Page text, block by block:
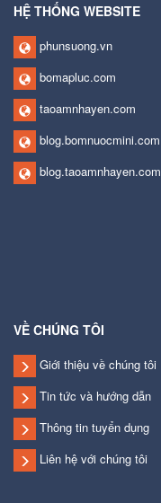
HỆ THỐNG WEBSITE
phunsuong.vn
bomapluc.com
taoamnhayen.com
blog.bomnuocmini.com
blog.taoamnhayen.com
VỀ CHÚNG TÔI
Giới thiệu về chúng tôi
Tin tức và hướng dẫn
Thông tin tuyển dụng
Liên hệ với chúng tôi